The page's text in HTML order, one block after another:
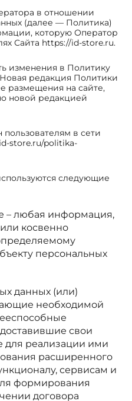
в отношении
(далее — Политика)
которую Оператор
Сайта https://id-store.ru.
изменения в Политику
Новая редакция Политики
размещения на сайте,
новой редакцией
пользователям в сети
store.ru/politika-
следующие
– любая информация,
косвенно
персональных
данных (или)
необходимой
свои
для реализации ими
расширенного
сервисам и
формирования
договора